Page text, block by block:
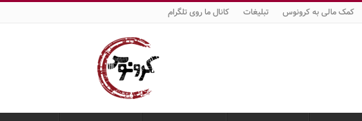
کمک مالی به کرونوس تبلیغات کانال ما روی تلگرام